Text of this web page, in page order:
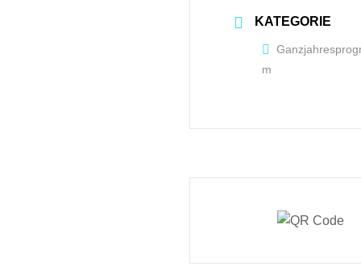
KATEGORIE
m